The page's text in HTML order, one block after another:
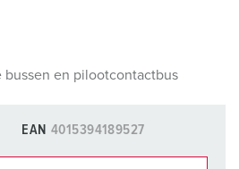
bussen en pilootcontactbus
EAN 4015394189527